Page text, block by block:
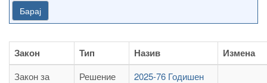
Барај
Закон Тип Назив Измена
Закон за
Решение
2025-76 Годишен